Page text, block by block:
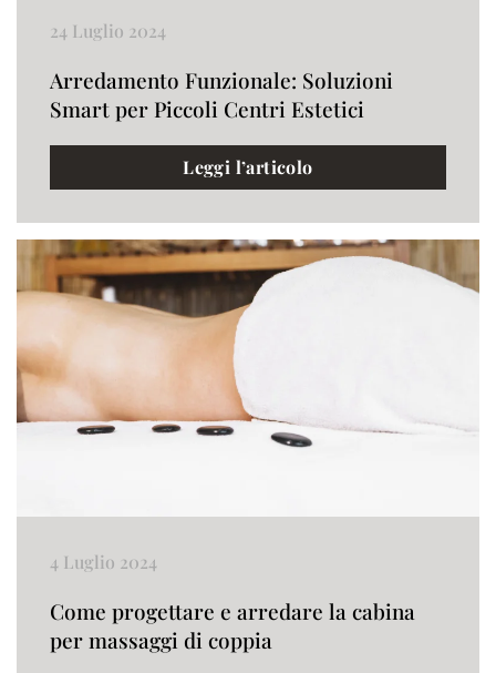
24 Luglio 2024
Arredamento Funzionale: Soluzioni
Smart per Piccoli Centri Estetici
Leggi l’articolo
4 Luglio 2024
Come progettare e arredare la cabina
per massaggi di coppia